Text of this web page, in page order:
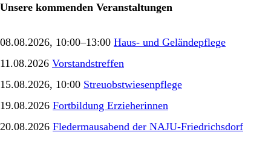
Unsere kommenden Veranstaltungen
08.08.2026, 10:00–13:00 Haus- und Geländepflege
11.08.2026 Vorstandstreffen
15.08.2026, 10:00 Streuobstwiesenpflege
19.08.2026 Fortbildung Erzieherinnen
20.08.2026 Fledermausabend der NAJU-Friedrichsdorf